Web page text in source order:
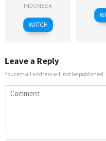
INDONESIA
WATCH
Leave a Reply
Your email address will not be published.